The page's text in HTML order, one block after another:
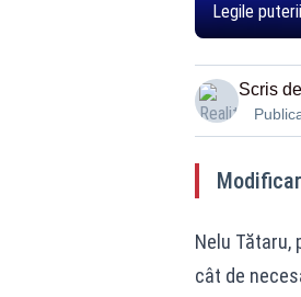
Legile
Scris de
Nelu Tătaru,
cât de